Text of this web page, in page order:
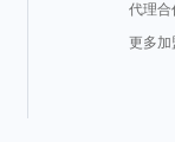
代理合
更多加